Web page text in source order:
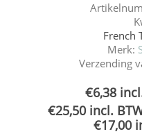
French
Merk:
Verzending
€6,38
€25,50 incl.
€17,00